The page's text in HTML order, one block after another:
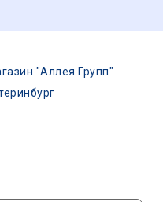
"Аллея Групп"